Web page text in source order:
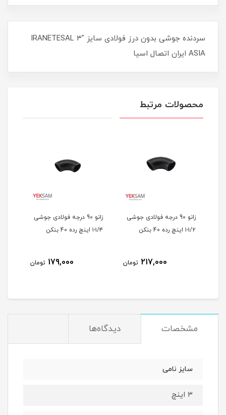
سردنده جوشی بدون درز فولادی سایز "۳ IRANETESAL
ASIA ایران اتصال اسیا
محصولات مرتبط
زانو 90 درجه فولادی جوشی
۱/۲-۱ اینچ رده 40 بنکن
217,000 تومان
زانو 90 درجه فولادی جوشی
۱/۴-۱ اینچ رده 40 بنکن
179,000 تومان
مشخصات دیدگاه‌ها
سایز نامی
۳ اینچ